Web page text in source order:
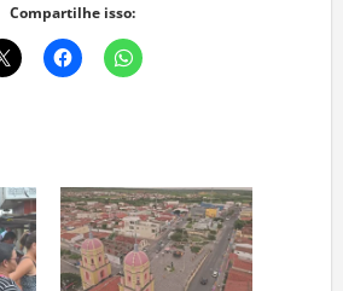
Compartilhe isso: